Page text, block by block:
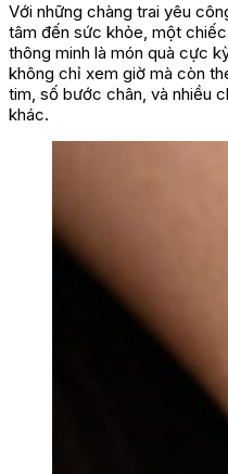
Với những chàng trai yêu
tâm đến sức khỏe, một
thông minh là món quà cực
không chỉ xem giờ mà còn
tim, số bước chân, và nhiều
khác.